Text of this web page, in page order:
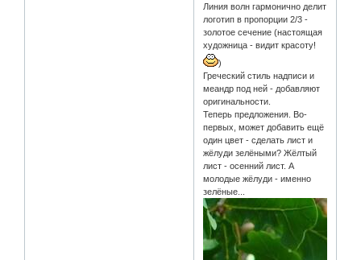
Линия волн гармонично делит
логотип в пропорции 2/3 -
золотое сечение (настоящая
художница - видит красоту!
)
Греческий стиль надписи и
меандр под ней - добавляют
оригинальности.
Теперь предложения. Во-
первых, может добавить ещё
один цвет - сделать лист и
жёлуди зелёными? Жёлтый
лист - осенний лист. А
молодые жёлуди - именно
зелёные...